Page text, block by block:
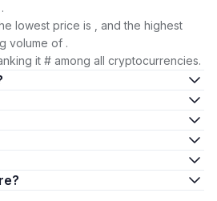
lowest price is , and the highest
volume of .
it # among all cryptocurrencies.